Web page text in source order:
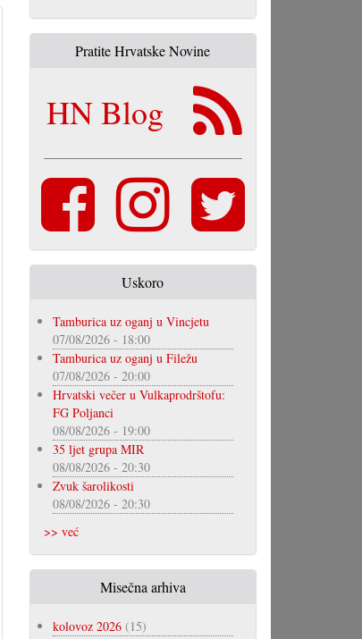
Pratite Hrvatske Novine
HN Blog
Uskoro
Tamburica uz oganj u Vincjetu
07/08/2026 - 18:00
Tamburica uz oganj u Filežu
07/08/2026 - 20:00
Hrvatski večer u Vulkaprodrštofu:
FG Poljanci
08/08/2026 - 19:00
35 ljet grupa MIR
08/08/2026 - 20:30
Zvuk šarolikosti
08/08/2026 - 20:30
>> već
Misečna arhiva
kolovoz 2026(15)